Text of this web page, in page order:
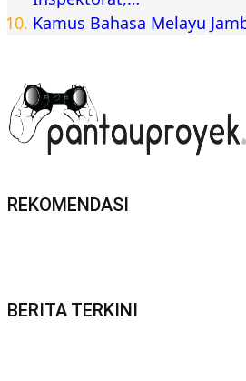
Kamus Bahasa Melayu
REKOMENDASI
BERITA TERKINI